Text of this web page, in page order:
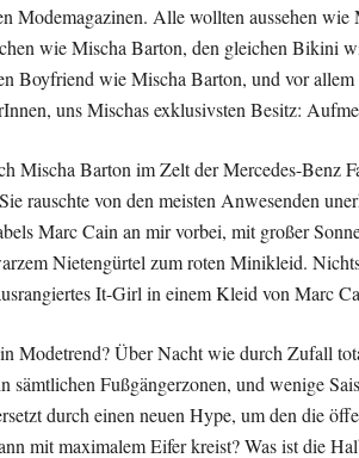
Modemagazinen. Alle wollten aussehen wie
wie Mischa Barton, den gleichen Bikini
Boyfriend wie Mischa Barton, und vor allem
uns Mischas exklusivsten Besitz:
Mischa Barton im Zelt der Mercedes-Benz
rauschte von den meisten Anwesenden
Marc Cain an mir vorbei, mit großer
Nietengürtel zum roten Minikleid.
It-Girl in einem Kleid von Marc
Modetrend? Über Nacht wie durch Zufall
sämtlichen Fußgängerzonen, und wenige
durch einen neuen Hype, um den die
mit maximalem Eifer kreist? Was ist die